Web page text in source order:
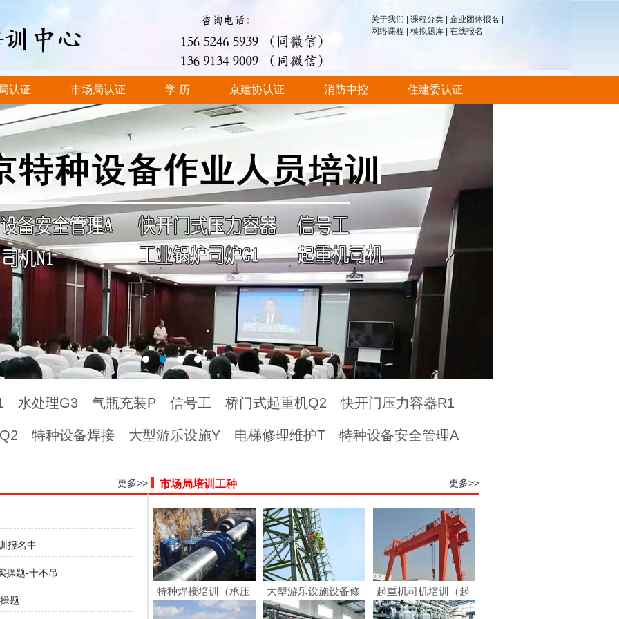
关于我们 课程分类| 企业团体报名
网络课程
模拟题库| 在线报名
认证 市场局认证 学 历 京建协认证 消防中控 住建委认证
水处理G3 气瓶充装P 信号工 桥门式起重机Q2 快开门压力容器R1
特种设备焊接 大型游乐设施Y 电梯修理维护T 特种设备安全管理A
更多>>
报名中
操题-十不吊
题
更多>>
市场局培训工种
特种焊接培训（承压
焊...
大型游乐设施设备修
理...
起重机司机培训（起
重...